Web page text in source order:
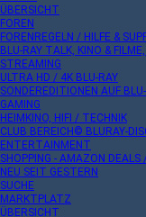
ÜBERSICHT
FOREN
FORENREGELN / HILFE &
BLU-RAY TALK, KINO &
STREAMING
ULTRA HD / 4K BLU-RAY
SONDEREDITIONEN AUF
GAMING
HEIMKINO, HIFI / TECHNIK
CLUB BEREICH© BLURAY-
ENTERTAINMENT
SHOPPING - AMAZON
NEU SEIT GESTERN
SUCHE
MARKTPLATZ
ÜBERSICHT